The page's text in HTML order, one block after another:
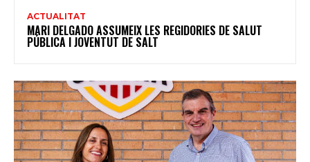
ACTUALITAT
MARI DELGADO ASSUMEIX LES REGIDORIES DE SALUT
PÚBLICA I JOVENTUT DE SALT